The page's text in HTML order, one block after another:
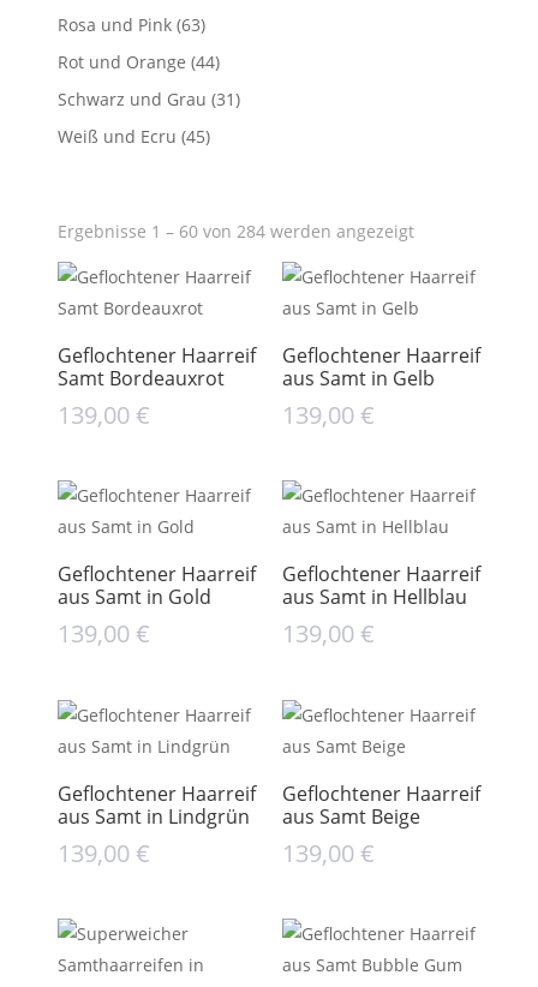
Rosa und Pink (63)
Rot und Orange (44)
Schwarz und Grau (31)
Weiß und Ecru (45)
Ergebnisse 1 – 60 von 284 werden angezeigt
Geflochtener Haarreif
Samt Bordeauxrot
139,00€
Geflochtener Haarreif
aus Samt in Gelb
139,00€
Geflochtener Haarreif
aus Samt in Gold
139,00€
Geflochtener Haarreif
aus Samt in Hellblau
139,00€
Geflochtener Haarreif
aus Samt in Lindgrün
139,00€
Geflochtener Haarreif
aus Samt Beige
139,00€